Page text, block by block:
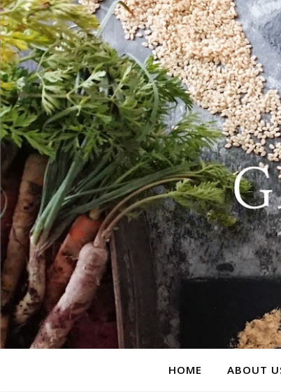
HOME ABOUT